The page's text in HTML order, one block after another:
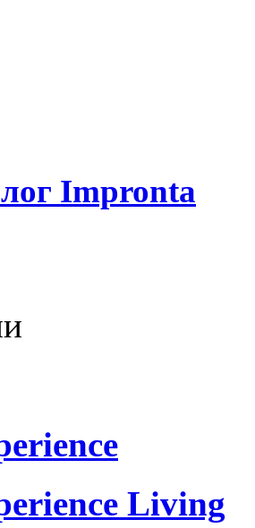
Impronta
Living